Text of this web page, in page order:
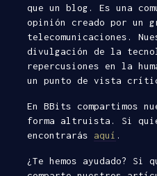
que un blog. Es una
opinión creado por un
telecomunicaciones.
divulgación de la
repercusiones en la
un punto de vista
En BBits compartimos
forma altruista. Si
encontrarás aquí .
¿Te hemos ayudado? Si